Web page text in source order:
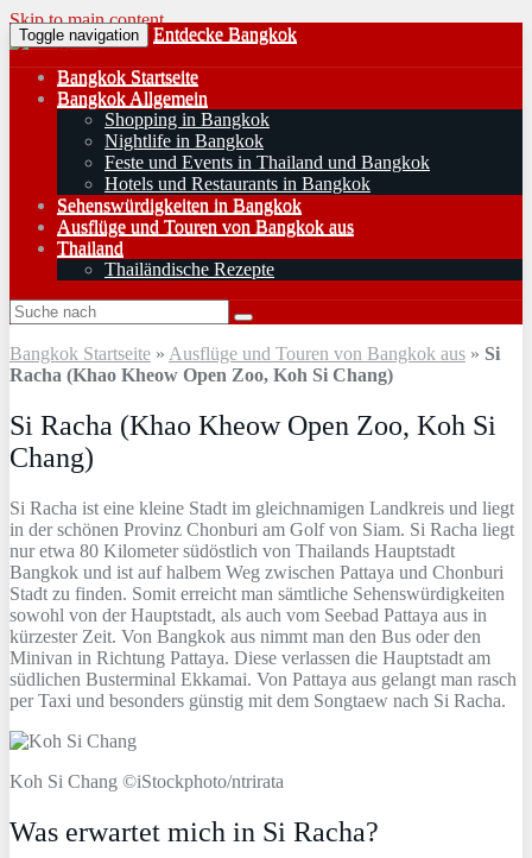
Skip to main content
Toggle navigation Entdecke Bangkok
Bangkok Startseite
Bangkok Allgemein
Shopping in Bangkok
Nightlife in Bangkok
Feste und Events in Thailand und Bangkok
Hotels und Restaurants in Bangkok
Sehenswürdigkeiten in Bangkok
Ausflüge und Touren von Bangkok aus
Thailand
Thailändische Rezepte
Bangkok Startseite » Ausflüge und Touren von Bangkok aus » Si
Racha (Khao Kheow Open Zoo, Koh Si Chang)
Si Racha (Khao Kheow Open Zoo, Koh Si
Chang)
Si Racha ist eine kleine Stadt im gleichnamigen Landkreis und liegt
in der schönen Provinz Chonburi am Golf von Siam. Si Racha liegt
nur etwa 80 Kilometer südöstlich von Thailands Hauptstadt
Bangkok und ist auf halbem Weg zwischen Pattaya und Chonburi
Stadt zu finden. Somit erreicht man sämtliche Sehenswürdigkeiten
sowohl von der Hauptstadt, als auch vom Seebad Pattaya aus in
kürzester Zeit. Von Bangkok aus nimmt man den Bus oder den
Minivan in Richtung Pattaya. Diese verlassen die Hauptstadt am
südlichen Busterminal Ekkamai. Von Pattaya aus gelangt man rasch
per Taxi und besonders günstig mit dem Songtaew nach Si Racha.
Koh Si Chang ©iStockphoto/ntrirata
Was erwartet mich in Si Racha?